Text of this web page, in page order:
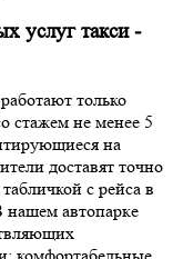
услуг такси -
только
стажем не менее 5
на
доставят точно
с рейса в
нашем автопарке